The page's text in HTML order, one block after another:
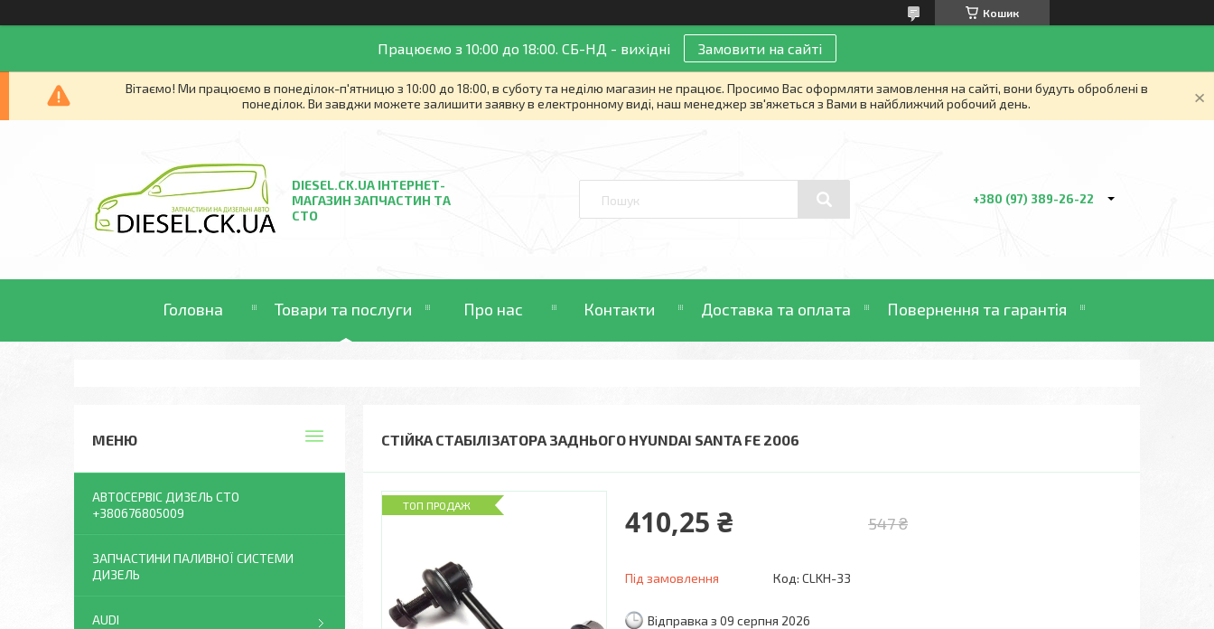
Кошик
Працюємо з 10:00 до 18:00. СБ-НД - вихідні Замовити на сайті
Вітаємо! Ми працюємо в понеділок-п'ятницю з 10:00 до 18:00, в суботу та неділю магазин не працює. Просимо Вас оформляти замовлення на сайті, вони будуть оброблені в
понеділок. Ви завджи можете залишити заявку в електронному виді, наш менеджер зв'яжеться з Вами в найближчий робочий день.
DIESEL.CK.UA ІНТЕРНЕТ-
МАГАЗИН ЗАПЧАСТИН ТА
СТО
+380 (97) 389-26-22
Головна Товари та послуги Про нас Контакти Доставка та оплата Повернення та гарантія
СТІЙКА СТАБІЛІЗАТОРА ЗАДНЬОГО HYUNDAI SANTA FE 2006
ТОП ПРОДАЖ
547 ₴
410,25 ₴
Під замовлення Код: CLKH-33
Відправка з 09 серпня 2026
АВТОСЕРВІС ДИЗЕЛЬ СТО
+380676805009
ЗАПЧАСТИНИ ПАЛИВНОЇ СИСТЕМИ
ДИЗЕЛЬ
AUDI